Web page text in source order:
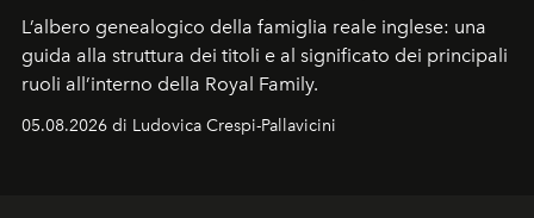
L’albero genealogico della famiglia reale inglese: una
guida alla struttura dei titoli e al significato dei principali
ruoli all’interno della Royal Family.
05.08.2026 di Ludovica Crespi-Pallavicini